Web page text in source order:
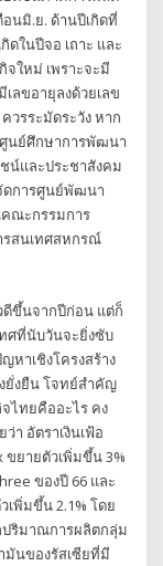
นมิ.ย. ด้านปีเกิดที่
ในปีจอ เถาะ และ
จใหม่ เพราะจะมี
ลขอายุลงด้วยเลข
วรระมัดระวัง หาก
นย์ศึกษาการพัฒนา
น์และประชาสังคม
ดการศูนย์พัฒนา
ณะกรรมการ
สนเทศสหกรณ์
ดีขึ้นจากปีก่อน แต่ก็
ศที่นับวันจะยิ่งซับ
หาเชิงโครงสร้าง
ยั่งยืน โจทย์สำคัญ
ไทยคืออะไร คง
อัตราเงินเฟ้อ
ยายตัวเพิ่มขึ้น 3%
ของปี 66 และ
เพิ่มขึ้น 2.1% โดย
ปริมาณการผลิตกลุ่ม
มันของรัสเซียที่มี